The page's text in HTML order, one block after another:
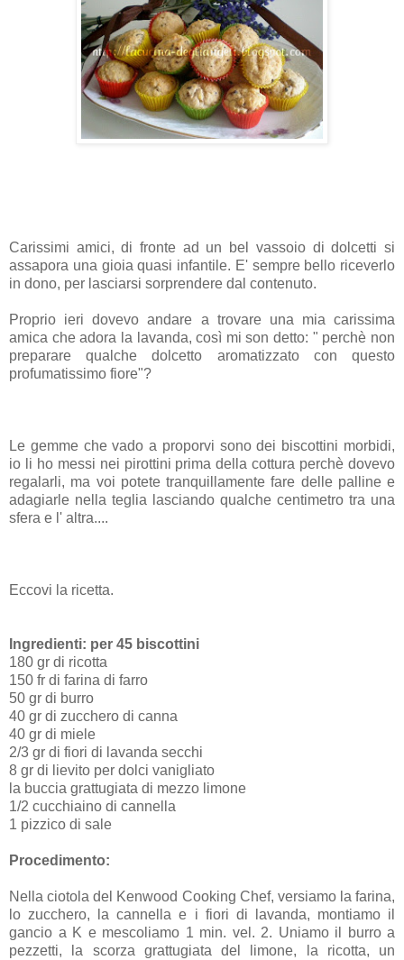
Carissimi amici, di fronte ad un bel vassoio di dolcetti si
assapora una gioia quasi infantile. E' sempre bello riceverlo
in dono, per lasciarsi sorprendere dal contenuto.
Proprio ieri dovevo andare a trovare una mia carissima
amica che adora la lavanda, così mi son detto: " perchè non
preparare qualche dolcetto aromatizzato con questo
profumatissimo fiore"?
Le gemme che vado a proporvi sono dei biscottini morbidi,
io li ho messi nei pirottini prima della cottura perchè dovevo
regalarli, ma voi potete tranquillamente fare delle palline e
adagiarle nella teglia lasciando qualche centimetro tra una
sfera e l' altra....
Eccovi la ricetta.
Ingredienti: per 45 biscottini
180 gr di ricotta
150 fr di farina di farro
50 gr di burro
40 gr di zucchero di canna
40 gr di miele
2/3 gr di fiori di lavanda secchi
8 gr di lievito per dolci vanigliato
la buccia grattugiata di mezzo limone
1/2 cucchiaino di cannella
1 pizzico di sale
Procedimento:
Nella ciotola del Kenwood Cooking Chef, versiamo la farina,
lo zucchero, la cannella e i fiori di lavanda, montiamo il
gancio a K e mescoliamo 1 min. vel. 2. Uniamo il burro a
pezzetti, la scorza grattugiata del limone, la ricotta, un